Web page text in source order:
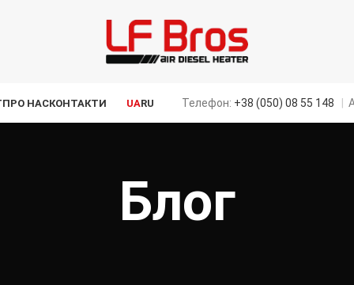
ПРО НАСКОНТАКТИ UARU Телефон: +38 (050) 08 55 148
Блог